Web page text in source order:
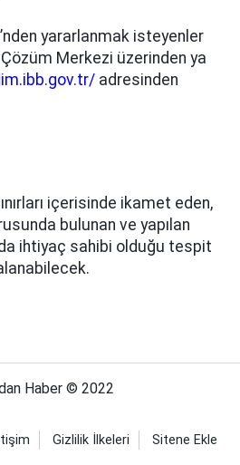
yararlanmak isteyenler
Çözüm Merkezi üzerinden ya
adresinden
içerisinde ikamet eden,
bulunan ve yapılan
ihtiyaç sahibi olduğu tespit
Haber © 2022
Gizlilik İlkeleri Sitene Ekle